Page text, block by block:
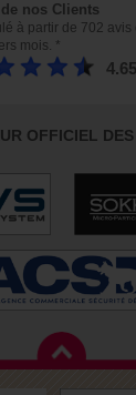
nos Clients
à partir de 702 avis
mois. *
OFFICIEL